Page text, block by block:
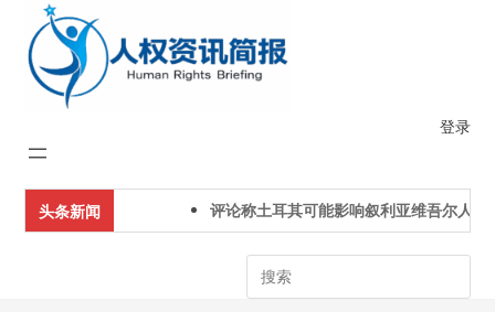
content
登录
头条新闻 评论称土耳其可能影响叙利亚维吾尔人下一
Search